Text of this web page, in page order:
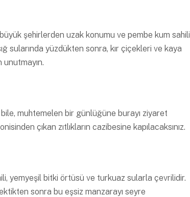
şehirlerden uzak konumu ve pembe kum sahili
sularında yüzdükten sonra, kır çiçekleri ve kaya
muhtemelen bir günlüğüne burayı ziyaret
çıkan zıtlıkların cazibesine kapılacaksınız.
yemyeşil bitki örtüsü ve turkuaz sularla çevrilidir.
sonra bu eşsiz manzarayı seyre